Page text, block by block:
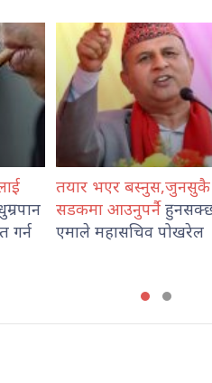
तयार भएर बस्नुस,जुनसुकै बेला
सडकमा आउनुपर्नै हुनसक्छ :
एमाले महासचिव पोखरेल